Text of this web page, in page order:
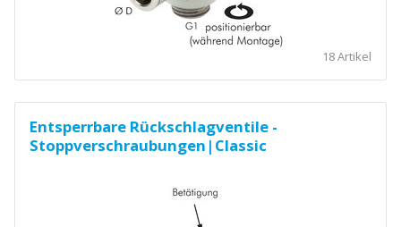
18 Artikel
Entsperrbare Rückschlagventile -
Stoppverschraubungen|Classic